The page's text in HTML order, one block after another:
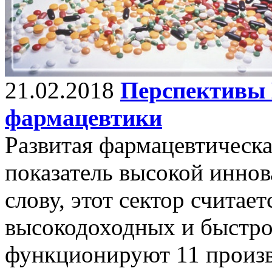
21.02.2018 Перспективы
фармацевтики
Развитая
показатель высокой
слову, этот сектор
высокодоходных и
функционируют 11